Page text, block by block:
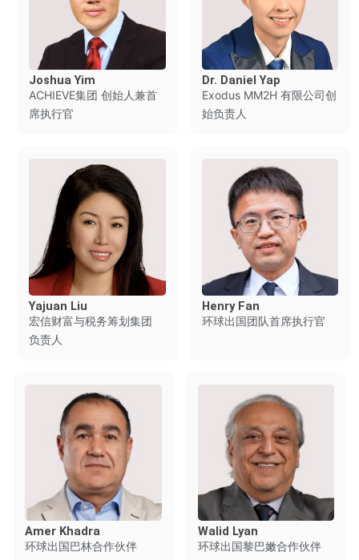
Joshua Yim
ACHIEVE集团 创始人兼首
席执行官
Dr. Daniel Yap
Exodus MM2H 有限公司创
始负责人
Yajuan Liu
宏信财富与税务筹划集团
负责人
Henry Fan
环球出国团队首席执行官
Amer Khadra
环球出国巴林合作伙伴
Walid Lyan
环球出国黎巴嫩合作伙伴